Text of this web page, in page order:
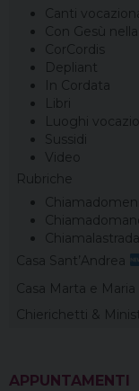
Canti
Con Gesù
CorCordis
Depliant
In Cordata
Libri
Luoghi
Sussidi
Video
Rubriche
Chiamalastrada
Casa Sant’Andrea
Casa Marta e Maria
Chierichetti &
APPUNTAMENTI